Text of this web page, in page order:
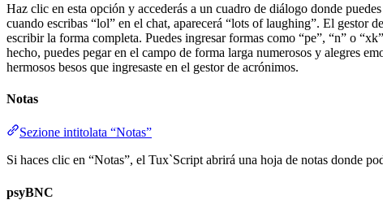
Haz clic en esta opción y accederás a un cuadro de diálogo donde
cuando escribas “lol” en el chat, aparecerá “lots of laughing”. El gestor
escribir la forma completa. Puedes ingresar formas como “pe”, “n” o
hecho, puedes pegar en el campo de forma larga numerosos y alegres
hermosos besos que ingresaste en el gestor de acrónimos.
Notas
Sezione intitolata “Notas”
Si haces clic en “Notas”, el Tux`Script abrirá una hoja de notas donde
psyBNC